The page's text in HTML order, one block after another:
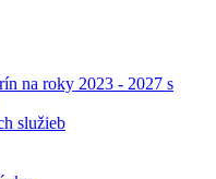
na roky 2023 - 2027 s
služieb